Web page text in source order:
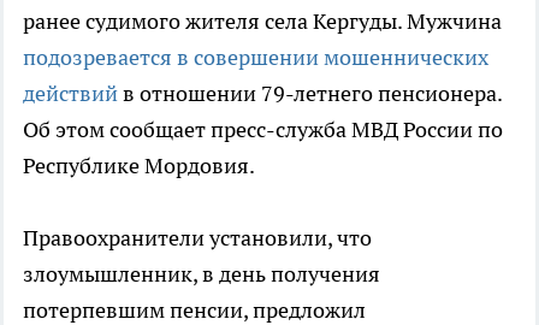
ранее судимого жителя села Кергуды. Мужчина
подозревается в совершении мошеннических
действийв отношении 79-летнего пенсионера.
Об этом сообщает пресс-служба МВД России по
Республике Мордовия.
Правоохранители установили, что
злоумышленник, в день получения
потерпевшим пенсии, предложил